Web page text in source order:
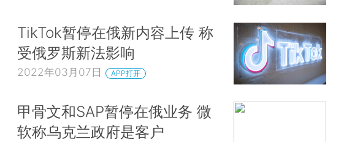
TikTok暂停在俄新内容上传 称
受俄罗斯新法影响
2022年03月07日 APP打开
甲骨文和SAP暂停在俄业务 微
软称乌克兰政府是客户